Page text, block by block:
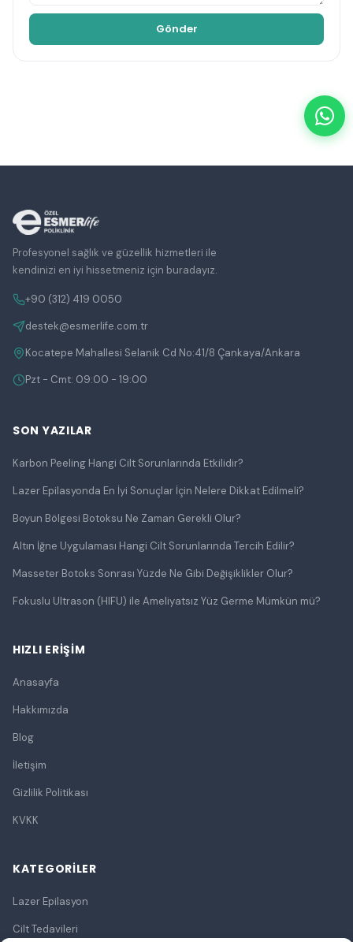
Profesyonel sağlık ve güzellik hizmetleri ile
kendinizi en iyi hissetmeniz için buradayız.
+90 (312) 419 0050
destek@esmerlife.com.tr
Kocatepe Mahallesi Selanik Cd No:41/8 Çankaya/Ankara
Pzt - Cmt: 09:00 - 19:00
SON YAZILAR
Karbon Peeling Hangi Cilt Sorunlarında Etkilidir?
Lazer Epilasyonda En İyi Sonuçlar İçin Nelere Dikkat Edilmeli?
Boyun Bölgesi Botoksu Ne Zaman Gerekli Olur?
Altın İğne Uygulaması Hangi Cilt Sorunlarında Tercih Edilir?
Masseter Botoks Sonrası Yüzde Ne Gibi Değişiklikler Olur?
Fokuslu Ultrason (HIFU) ile Ameliyatsız Yüz Germe Mümkün mü?
HIZLI ERIŞIM
Anasayfa
Hakkımızda
Blog
İletişim
Gizlilik Politikası
KVKK
KATEGORILER
Lazer Epilasyon
Cilt Tedavileri